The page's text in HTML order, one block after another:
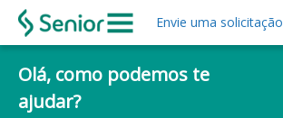
Envie uma solicitação
Olá, como podemos te
ajudar?